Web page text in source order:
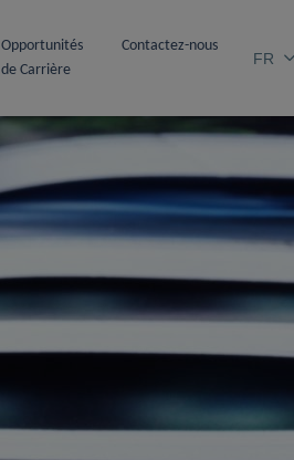
Opportunités
de Carrière
Contactez-nous
FR